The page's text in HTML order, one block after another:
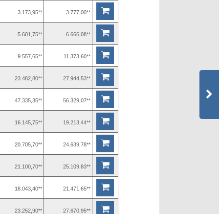
3.173,95** 3.777,00**
5.601,75** 6.666,08**
9.557,65** 11.373,60**
23.482,80** 27.944,53**
47.335,35** 56.329,07**
16.145,75** 19.213,44**
20.705,70** 24.639,78**
21.100,70** 25.109,83**
18.043,40** 21.471,65**
23.252,90** 27.670,95**